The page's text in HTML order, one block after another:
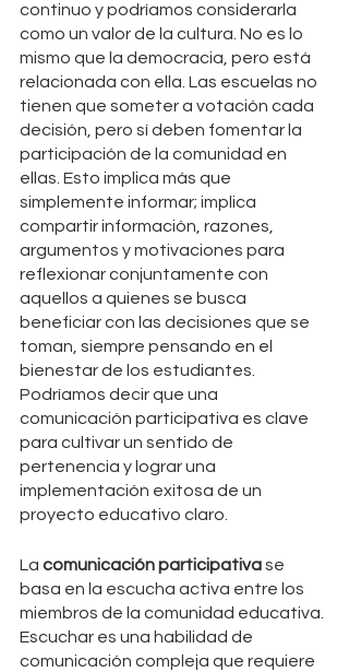
continuo y podríamos considerarla
como un valor de la cultura. No es lo
mismo que la democracia, pero está
relacionada con ella. Las escuelas no
tienen que someter a votación cada
decisión, pero sí deben fomentar la
participación de la comunidad en
ellas. Esto implica más que
simplemente informar; implica
compartir información, razones,
argumentos y motivaciones para
reflexionar conjuntamente con
aquellos a quienes se busca
beneficiar con las decisiones que se
toman, siempre pensando en el
bienestar de los estudiantes.
Podríamos decir que una
comunicación participativa es clave
para cultivar un sentido de
pertenencia y lograr una
implementación exitosa de un
proyecto educativo claro.
La comunicación participativa se
basa en la escucha activa entre los
miembros de la comunidad educativa.
Escuchar es una habilidad de
comunicación compleja que requiere